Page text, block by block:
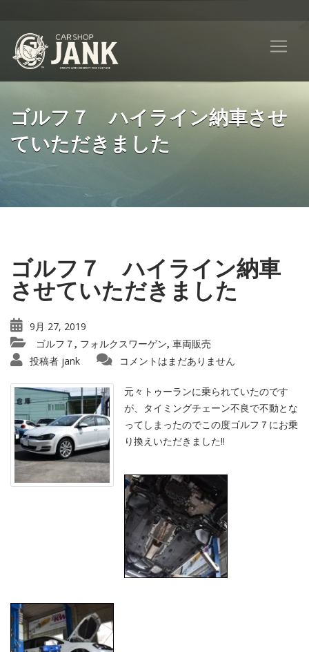
ゴルフ７ ハイライン納車させ
ていただきました
ゴルフ７ ハイライン納車
させていただきました
9月 27, 2019
ゴルフ７ , フォルクスワーゲン, 車両販売
投稿者 jank コメントはまだありません
元々トゥーランに乗られていたのです
が、タイミングチェーン不良で不動とな
ってしまったのでこの度ゴルフ７にお乗
り換えいただきました‼︎